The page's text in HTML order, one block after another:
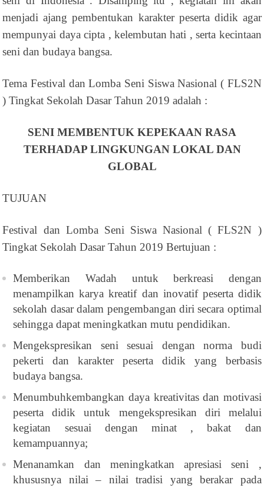
menjadi ajang pembentukan karakter peserta didik agar
mempunyai daya cipta , kelembutan hati , serta kecintaan
seni dan budaya bangsa.
Tema Festival dan Lomba Seni Siswa Nasional ( FLS2N
) Tingkat Sekolah Dasar Tahun 2019 adalah :
SENI MEMBENTUK KEPEKAAN RASA
TERHADAP LINGKUNGAN LOKAL DAN
GLOBAL
TUJUAN
Festival dan Lomba Seni Siswa Nasional ( FLS2N )
Tingkat Sekolah Dasar Tahun 2019 Bertujuan :
Memberikan Wadah untuk berkreasi dengan
menampilkan karya kreatif dan inovatif peserta didik
sekolah dasar dalam pengembangan diri secara optimal
sehingga dapat meningkatkan mutu pendidikan.
Mengekspresikan seni sesuai dengan norma budi
pekerti dan karakter peserta didik yang berbasis
budaya bangsa.
Menumbuhkembangkan daya kreativitas dan motivasi
peserta didik untuk mengekspresikan diri melalui
kegiatan sesuai dengan minat , bakat dan
kemampuannya;
Menanamkan dan meningkatkan apresiasi seni ,
khususnya nilai – nilai tradisi yang berakar pada